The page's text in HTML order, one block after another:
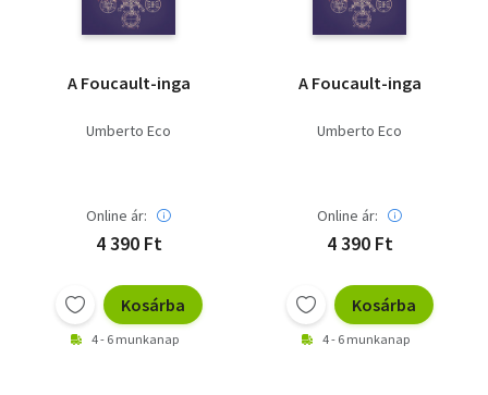
A Foucault-inga
Umberto Eco
Online ár:
4 390 Ft
Kosárba
4 - 6 munkanap
A Foucault-inga
Umberto Eco
Online ár:
4 390 Ft
Kosárba
4 - 6 munkanap